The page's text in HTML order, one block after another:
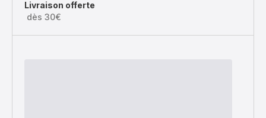
Livraison offerte
dès 30€